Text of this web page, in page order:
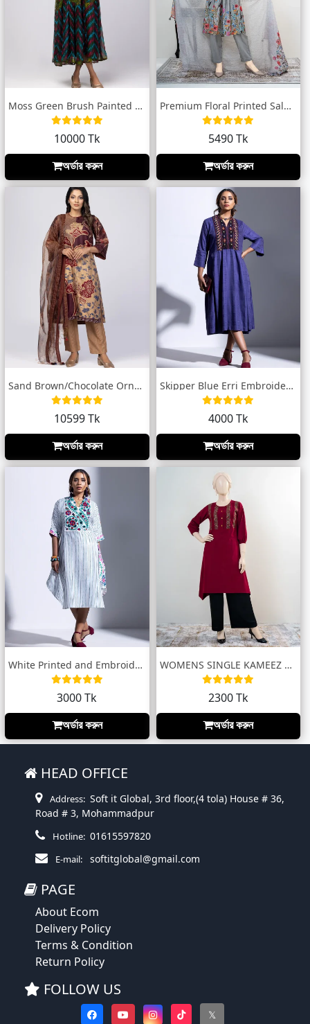
Moss Green Brush Painted & Printed G...
10000 Tk
অর্ডার করুন
Premium Floral Printed Salwar Kameez by...
5490 Tk
অর্ডার করুন
Sand Brown/Chocolate Ornamenta Theme Sha...
10599 Tk
অর্ডার করুন
Skipper Blue Erri Embroidered Taaga Dres...
4000 Tk
অর্ডার করুন
White Printed and Embroidered Tunic
3000 Tk
অর্ডার করুন
WOMENS SINGLE KAMEEZ by MUSLIN
2300 Tk
অর্ডার করুন
HEAD OFFICE
Address: Soft it Global, 3rd floor,(4 tola) House # 36,
Road # 3, Mohammadpur
Hotline: 01615597820
E-mail: softitglobal@gmail.com
PAGE
About Ecom
Delivery Policy
Terms & Condition
Return Policy
FOLLOW US
𝕏